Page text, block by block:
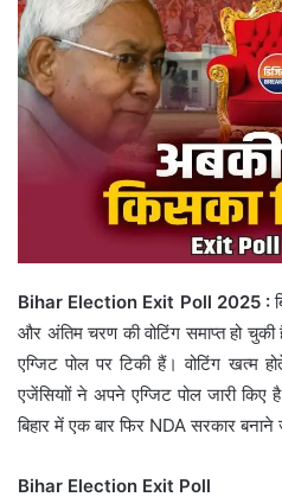
Bihar Election Exit Poll 2025 :
और अंतिम चरण की वोटिंग समाप्त हो
एग्जिट पोल पर टिकी हैं। वोटिंग खत्म
एजेंसियाों ने अपने एग्जिट पोल जारी
बिहार में एक बार फिर NDA सरकार बनाने
Bihar Election Exit Poll